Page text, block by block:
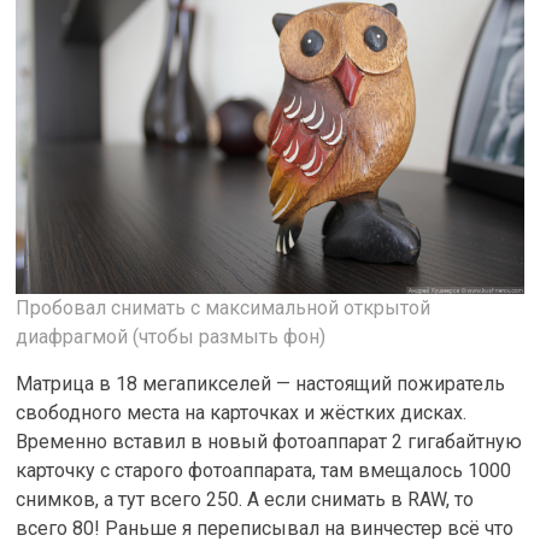
Пробовал снимать с максимальной открытой
диафрагмой (чтобы размыть фон)
Матрица в 18 мегапикселей — настоящий пожиратель
свободного места на карточках и жёстких дисках.
Временно вставил в новый фотоаппарат 2 гигабайтную
карточку с старого фотоаппарата, там вмещалось 1000
снимков, а тут всего 250. А если снимать в RAW, то
всего 80! Раньше я переписывал на винчестер всё что